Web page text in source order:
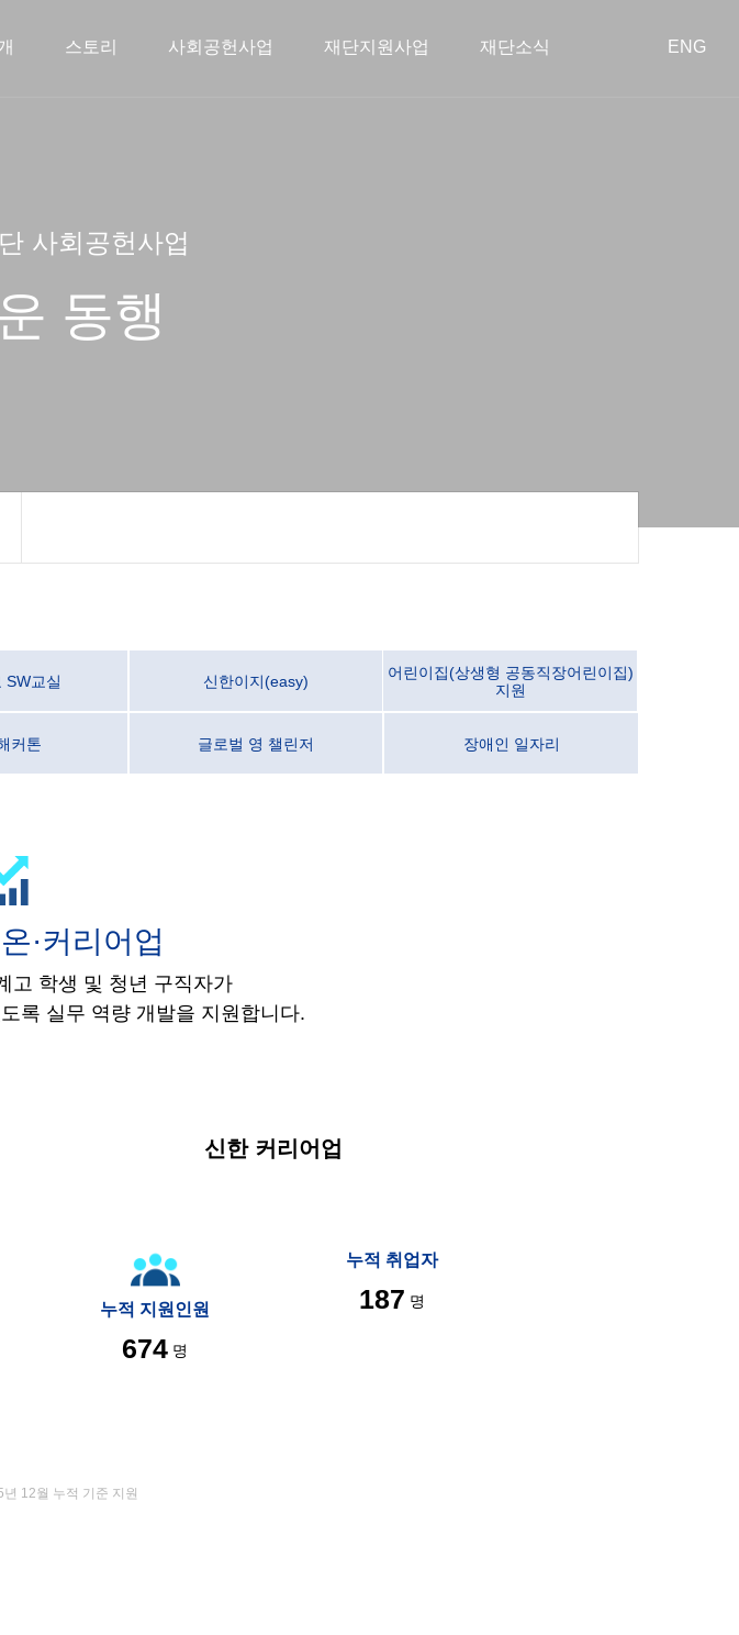
스토리 사회공헌사업 재단지원사업 재단소식 ENG
사회공헌사업
동행
SW교실 신한이지(easy)
어린이집(상생형 공동직장어린이집)
지원
커톤 글로벌 영 챌린저 장애인 일자리
·커리어업
고 학생 및 청년 구직자가
록 실무 역량 개발을 지원합니다.
신한 커리어업
누적 지원인원
674 명
누적 취업자
187 명
12월 누적 기준 지원